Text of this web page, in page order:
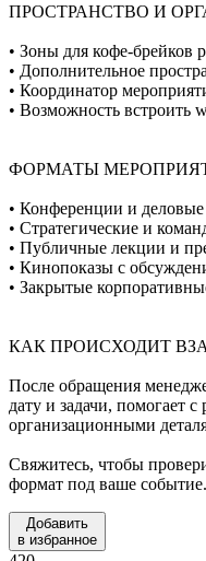
ПРОСТРАНСТВО И
• Зоны для кофе-брейков
• Дополнительное
• Координатор
• Возможность встроить
ФОРМАТЫ
• Конференции и
• Стратегические и
• Публичные лекции и
• Кинопоказы с
• Закрытые
КАК ПРОИСХОДИТ
После обращения
дату и задачи, помогает
организационными
Свяжитесь, чтобы
формат под ваше событие.
Добавить
в избранное